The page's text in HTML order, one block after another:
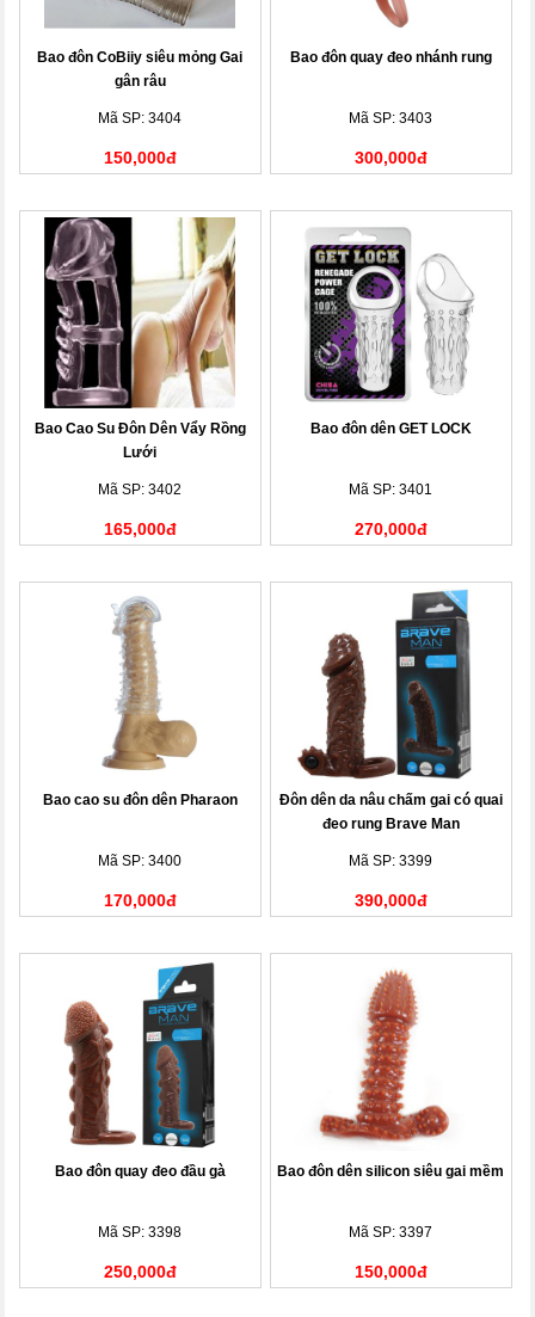
Bao đôn CoBiiy siêu mỏng Gai
gân râu
Mã SP: 3404
150,000đ
Bao đôn quay đeo nhánh rung
Mã SP: 3403
300,000đ
Bao Cao Su Đôn Dên Vẩy Rồng
Lưới
Mã SP: 3402
165,000đ
Bao đôn dên GET LOCK
Mã SP: 3401
270,000đ
Bao cao su đôn dên Pharaon
Mã SP: 3400
170,000đ
Đôn dên da nâu chấm gai có quai
đeo rung Brave Man
Mã SP: 3399
390,000đ
Bao đôn quay đeo đầu gà
Mã SP: 3398
250,000đ
Bao đôn dên silicon siêu gai mềm
Mã SP: 3397
150,000đ